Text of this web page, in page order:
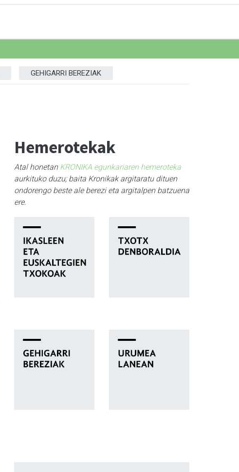
GEHIGARRI BEREZIAK
Hemerotekak
Atal honetan KRONIKA egunkariaren hemeroteka
aurkituko duzu; baita Kronikak argitaratu dituen
ondorengo beste ale berezi eta argitalpen batzuena
ere.